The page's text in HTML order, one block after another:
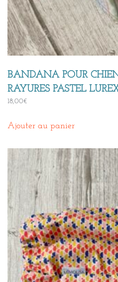
BANDANA POUR
RAYURES PASTEL
18,00€
Ajouter au panier